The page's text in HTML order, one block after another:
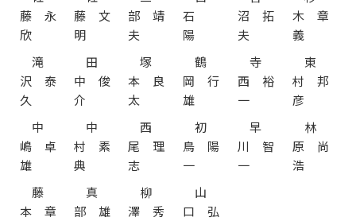
藤 永
欣
藤 文
明
部 靖
夫
石
陽
沼 拓
夫
木 章
義
滝
沢 泰
久
田
中 俊
介
塚
本 良
太
鶴
岡 行
雄
寺
西 裕
一
東
村 邦
彦
中
嶋 卓
雄
中
村 素
典
西
尾 理
志
初
鳥 陽
一
早
川 智
一
林
原 尚
浩
藤
本 章
真
部 雄
柳
澤 秀
山
口 弘